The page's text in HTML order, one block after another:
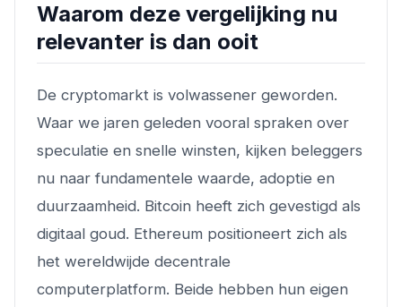
Waarom deze vergelijking nu
relevanter is dan ooit
De cryptomarkt is volwassener geworden.
Waar we jaren geleden vooral spraken over
speculatie en snelle winsten, kijken beleggers
nu naar fundamentele waarde, adoptie en
duurzaamheid. Bitcoin heeft zich gevestigd als
digitaal goud. Ethereum positioneert zich als
het wereldwijde decentrale
computerplatform. Beide hebben hun eigen